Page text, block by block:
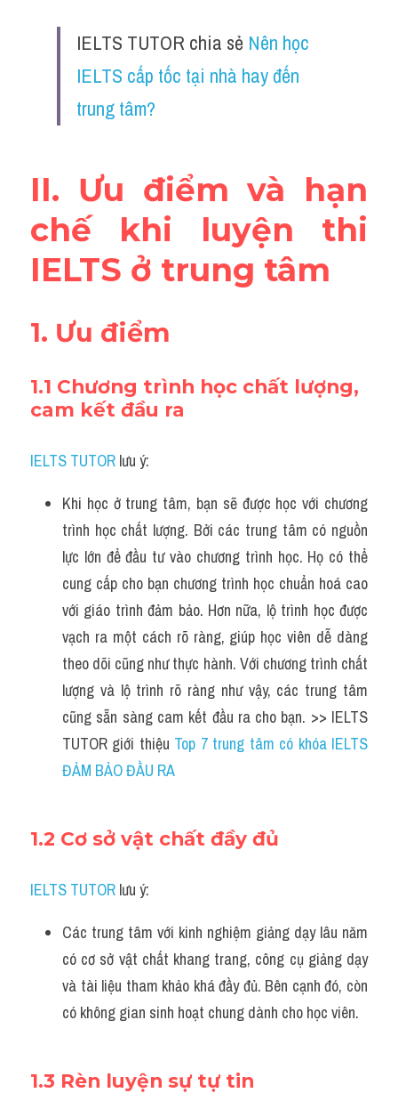
IELTS TUTOR chia sẻ Nên học
IELTS cấp tốc tại nhà hay đến
trung tâm?
II. Ưu điểm và hạn
chế khi luyện thi
IELTS ở trung tâm
1. Ưu điểm
1.1 Chương trình học chất lượng,
cam kết đầu ra
IELTS TUTOR lưu ý:
Khi học ở trung tâm, bạn sẽ được học với chương
trình học chất lượng. Bởi các trung tâm có nguồn
lực lớn để đầu tư vào chương trình học. Họ có thể
cung cấp cho bạn chương trình học chuẩn hoá cao
với giáo trình đảm bảo. Hơn nữa, lộ trình học được
vạch ra một cách rõ ràng, giúp học viên dễ dàng
theo dõi cũng như thực hành. Với chương trình chất
lượng và lộ trình rõ ràng như vậy, các trung tâm
cũng sẵn sàng cam kết đầu ra cho bạn. >> IELTS
TUTOR giới thiệu Top 7 trung tâm có khóa IELTS
ĐẢM BẢO ĐẦU RA
1.2 Cơ sở vật chất đầy đủ
IELTS TUTOR lưu ý:
Các trung tâm với kinh nghiệm giảng dạy lâu năm
có cơ sở vật chất khang trang, công cụ giảng dạy
và tài liệu tham khảo khá đầy đủ. Bên cạnh đó, còn
có không gian sinh hoạt chung dành cho học viên.
1.3 Rèn luyện sự tự tin